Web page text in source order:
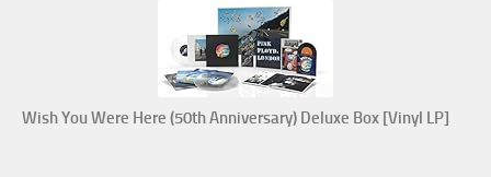
Wish You Were Here (50th Anniversary) Deluxe Box [Vinyl LP]